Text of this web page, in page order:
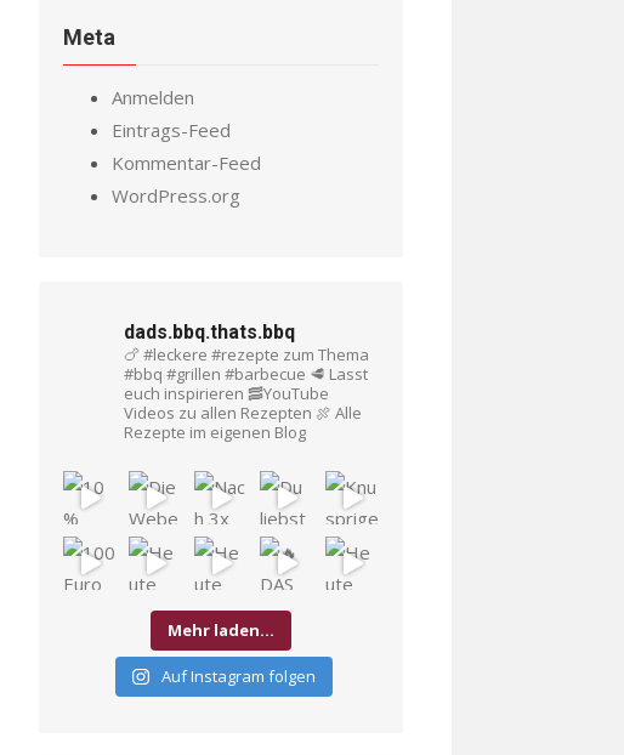
Meta
Anmelden
Eintrags-Feed
Kommentar-Feed
WordPress.org
dads.bbq.thats.bbq
🍗 #leckere #rezepte zum Thema
#bbq #grillen #barbecue 🥩 Lasst
euch inspirieren 🥓YouTube
Videos zu allen Rezepten 🍖 Alle
Rezepte im eigenen Blog
Mehr laden…
Auf Instagram folgen